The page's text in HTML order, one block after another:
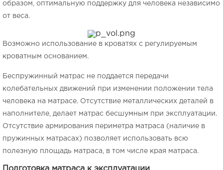
образом, оптимальную поддержку для человека независимо
от веса.
Возможно использование в кроватях с регулируемым
кроватным основанием.
Беспружинный матрас не поддается передачи
колебательных движений при изменении положении тела
человека на матрасе. Отсутствие металлических деталей в
наполнителе, делает матрас бесшумным при эксплуатации.
Отсутствие армирования периметра матраса (наличие в
пружинных матрасах) позволяет использовать всю
полезную площадь матраса, в том числе края матраса.